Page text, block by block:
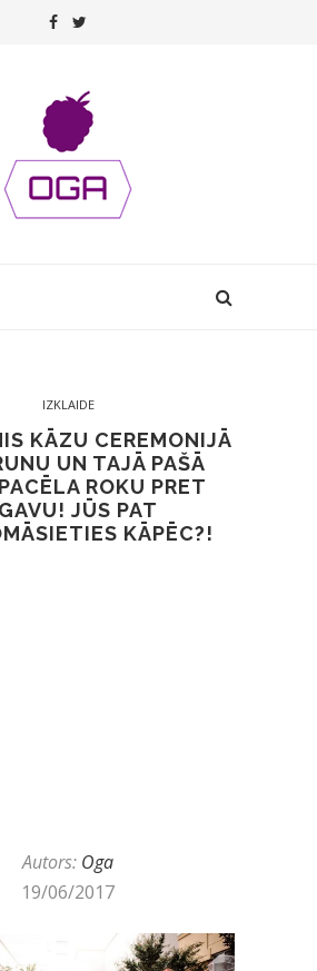
IZKLAIDE
KĀZU CEREMONIJĀ
UN TAJĀ PAŠĀ
ROKU PRET
JŪS PAT
KĀPĒC?!
Autors: Oga
19/06/2017